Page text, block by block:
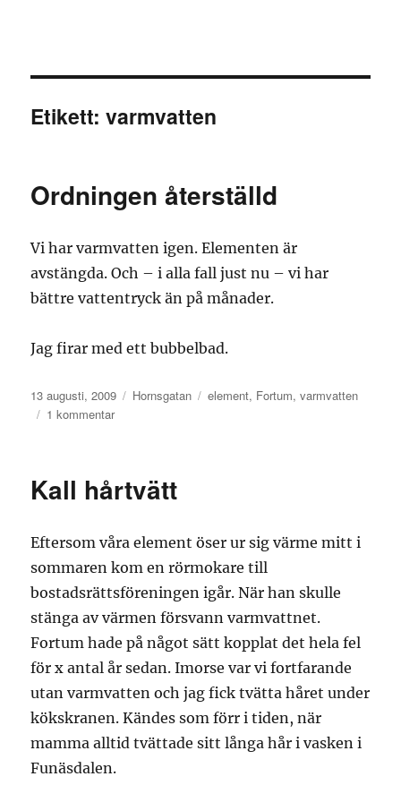
Etikett:varmvatten
Ordningen återställd
Vi har varmvatten igen. Elementen är
avstängda. Och – i alla fall just nu – vi har
bättre vattentryck än på månader.
Jag firar med ett bubbelbad.
Publicerat
den
13 augusti, 2009 Kategorier
Hornsgatan Etiketter
element, Fortum,varmvatten
1 kommentartill
Kall hårtvätt
Eftersom våra element öser ur sig värme mitt i
sommaren kom en rörmokare till
bostadsrättsföreningen igår. När han skulle
stänga av värmen försvann varmvattnet.
Fortum hade på något sätt kopplat det hela fel
för x antal år sedan. Imorse var vi fortfarande
utan varmvatten och jag fick tvätta håret under
kökskranen. Kändes som förr i tiden, när
mamma alltid tvättade sitt långa hår i vasken i
Funäsdalen.